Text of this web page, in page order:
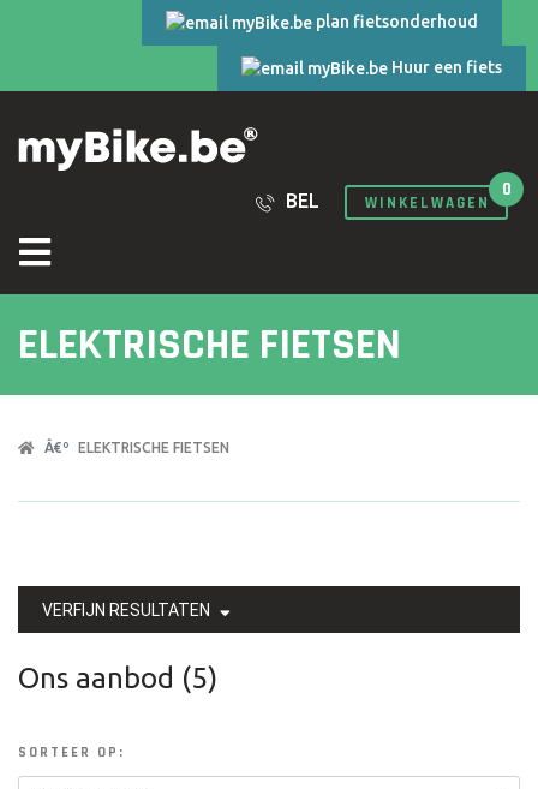
plan fietsonderhoud
Huur een fiets
BEL WINKELWAGEN
0
ELEKTRISCHE FIETSEN
ELEKTRISCHE FIETSEN
VERFIJN RESULTATEN
Ons aanbod (5)
SORTEER OP: